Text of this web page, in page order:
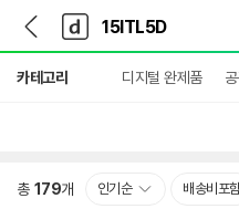
다
나
와
가
기
다
와
메
인
카테고리 디지털 완제품
총 179개 인기순 배송비포